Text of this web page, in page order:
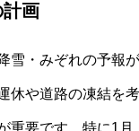
画
雪・みぞれの予報
休や道路の凍結を